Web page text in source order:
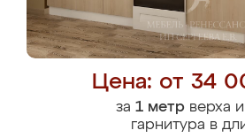
Цена: от 34
за 1 метрверха и
гарнитура в